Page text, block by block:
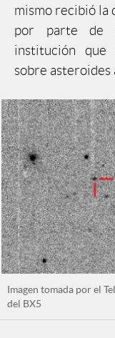
mismo recibió la
por parte de
institución que
sobre asteroides
Imagen tomada por el
del BX5